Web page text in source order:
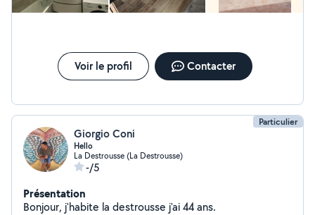
Voir le profil Contacter
Particulier
Giorgio Coni
Hello
La Destrousse (La Destrousse)
-/5
Présentation
Bonjour, j'habite la destrousse j'ai 44 ans.